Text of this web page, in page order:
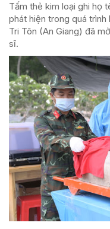
Tấm thẻ kim loại ghi họ
phát hiện trong quá
Tri Tôn (An Giang) đã
sĩ.